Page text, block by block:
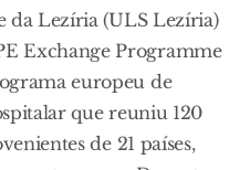
da Lezíria (ULS Lezíria)
Exchange Programme
europeu de
que reuniu 120
de 21 países,